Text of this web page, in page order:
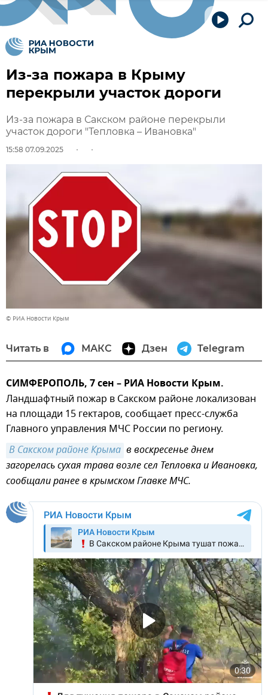
Из-за пожара в Крыму
перекрыли участок дороги
Из-за пожара в Сакском районе перекрыли
участок дороги "Тепловка – Ивановка"
15:58 07.09.2025
© РИА Новости Крым
Читать в МАКС Дзен Telegram
СИМФЕРОПОЛЬ, 7 сен – РИА Новости Крым.
Ландшафтный пожар в Сакском районе локализован
на площади 15 гектаров, сообщает пресс-служба
Главного управления МЧС России по региону.
В Сакском районе Крыма в воскресенье днем
загорелась сухая трава возле сел Тепловка и Ивановка,
сообщали ранее в крымском Главке МЧС.